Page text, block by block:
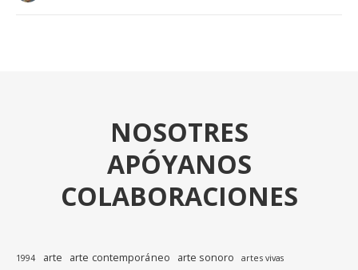
NOSOTRES
APÓYANOS
COLABORACIONES
1994 arte arte contemporáneo arte sonoro artes vivas